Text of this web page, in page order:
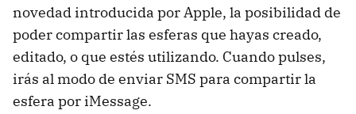
novedad introducida por Apple, la posibilidad de
poder compartir las esferas que hayas creado,
editado, o que estés utilizando. Cuando pulses,
irás al modo de enviar SMS para compartir la
esfera por iMessage.